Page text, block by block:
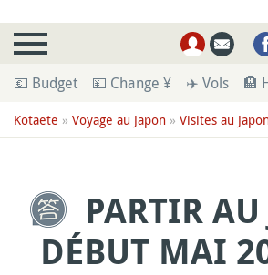
💶 Budget 💴 Change ¥ ✈️ Vols 🏨
Kotaete » Voyage au Japon » Visites au
PARTIR
DÉBUT MAI